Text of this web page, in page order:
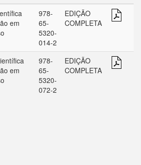
em
978-
65-
5320-
014-2
EDIÇÃO
COMPLETA
em
978-
65-
5320-
072-2
EDIÇÃO
COMPLETA